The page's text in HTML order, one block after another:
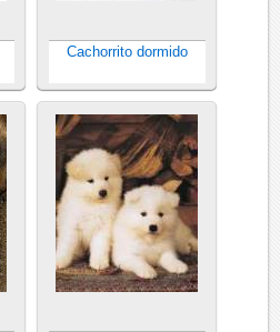
Cachorrito dormido